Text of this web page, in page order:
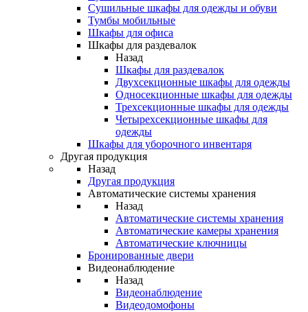
Сушильные шкафы для одежды и обуви
Тумбы мобильные
Шкафы для офиса
Шкафы для раздевалок
Назад
Шкафы для раздевалок
Двухсекционные шкафы для одежды
Односекционные шкафы для одежды
Трехсекционные шкафы для одежды
Четырехсекционные шкафы для
одежды
Шкафы для уборочного инвентаря
Другая продукция
Назад
Другая продукция
Автоматические системы хранения
Назад
Автоматические системы хранения
Автоматические камеры хранения
Автоматические ключницы
Бронированные двери
Видеонаблюдение
Назад
Видеонаблюдение
Видеодомофоны